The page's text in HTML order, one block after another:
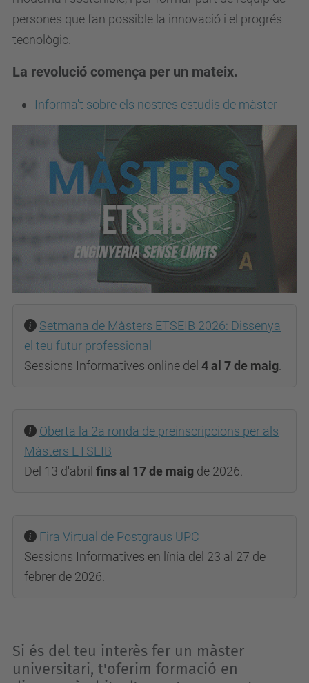
persones que fan possible la innovació i el progrés
tecnològic.
La revolució comença per un mateix.
Informa't sobre els nostres estudis de màster
Setmana de Màsters ETSEIB 2026: Dissenya
el teu futur professional
Sessions Informatives online del 4 al 7 de maig
Oberta la 2a ronda de preinscripcions per als
Màsters ETSEIB
Del 13 d'abril fins al 17 de maig de 2026.
Fira Virtual de Postgraus UPC
Sessions Informatives en línia del 23 al 27 de
febrer de 2026.
Si és del teu interès fer un màster
universitari, t'oferim formació en